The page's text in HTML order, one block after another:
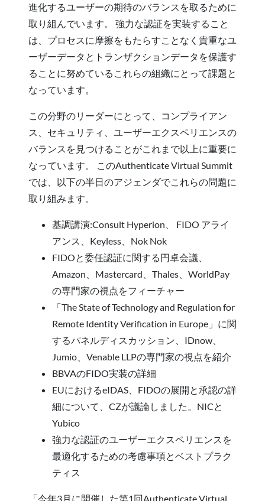
進化するユーザーの期待のバランスを取るために
取り組んでいます。 強力な認証を実装すること
は、プロセスに摩擦をもたらすことなく貴重なユ
ーザーデータとトランザクションデータを保護す
ることに努めているこれらの組織にとって課題と
なっています。
この分野のリーダーにとって、コンプライアン
ス、セキュリティ、ユーザーエクスペリエンスの
バランスを見つけることがこれまで以上に重要に
なっています。 このAuthenticate Virtual Summit
では、以下の半日のアジェンダでこれらの問題に
取り組みます。
基調講演:Consult Hyperion、 FIDO アライ
アンス、Keyless、Nok Nok
FIDOと委任認証に関する円卓会議、
Amazon、Mastercard、Thales、WorldPay
の専門家の視点をフィーチャー
「The State of Technology and Regulation for
Remote Identity Verification in Europe」に関
するパネルディスカッション、IDnow、
Jumio、Venable LLPの専門家の視点を紹介
BBVAのFIDO実装の詳細
EUにおけるeIDAS、FIDOの展開と承認の詳
細について、CZが議論しました。NICと
Yubico
強力な認証のユーザーエクスペリエンスを
最適化するための考慮事項とベストプラク
ティス
「今年3月に開催した第1回Authenticate Virtual